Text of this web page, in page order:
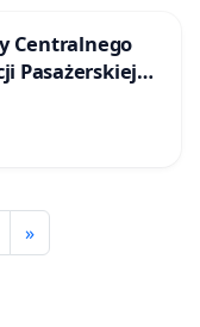
Centralnego
Pasażerskiej
»